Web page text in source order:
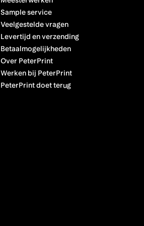
Sample service
Veelgestelde vragen
Levertijd en verzending
Betaalmogelijkheden
Over PeterPrint
Werken bij PeterPrint
PeterPrint doet terug